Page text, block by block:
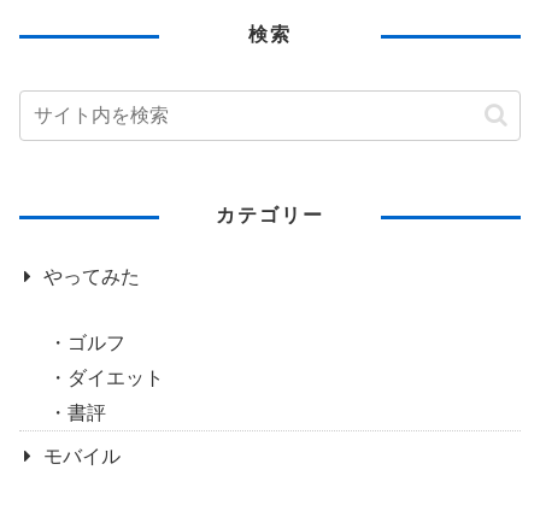
検索
カテゴリー
やってみた
ゴルフ
ダイエット
書評
モバイル